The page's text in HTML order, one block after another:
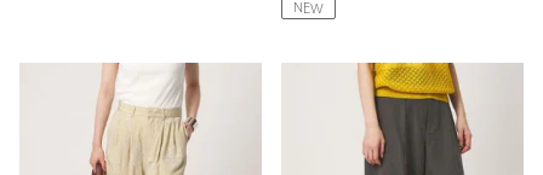
NEW